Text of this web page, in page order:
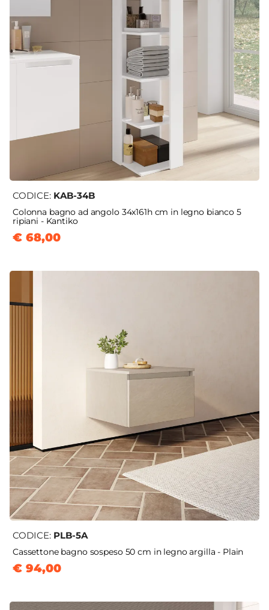
CODICE: KAB-34B
Colonna bagno ad angolo 34x161h cm in legno bianco 5
ripiani - Kantiko
€ 68,00
CODICE: PLB-5A
Cassettone bagno sospeso 50 cm in legno argilla - Plain
€ 94,00